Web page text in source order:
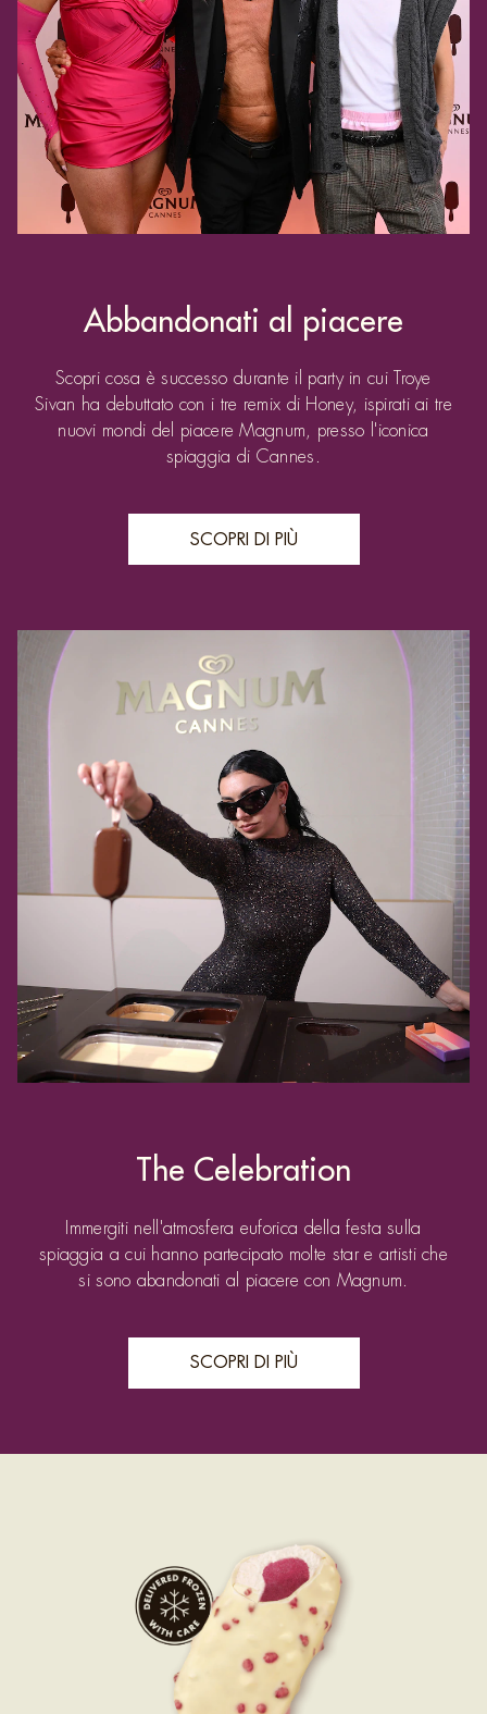
Live a Cannes 2024
Abbandonati al piacere
Scopri cosa è successo durante il party in cui Troye
Sivan ha debuttato con i tre remix di Honey, ispirati ai tre
nuovi mondi del piacere Magnum, presso l'iconica
spiaggia di Cannes.
SCOPRI DI PIÙ
spiaggia a cui hanno partecipato molte star e artisti che
si sono abandonati al piacere con Magnum.
SCOPRI DI PIÙ